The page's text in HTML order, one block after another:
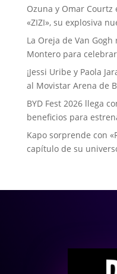
Ozuna y Omar
«ZIZI», su explosiva
La Oreja de Van
Montero para
¡Jessi Uribe y Paola
al Movistar Arena de
BYD Fest 2026 llega
beneficios para
Kapo sorprende con
capítulo de su